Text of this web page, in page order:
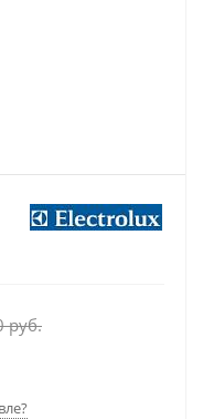
руб.